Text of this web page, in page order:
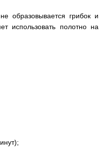
образовывается грибок и
использовать полотно на